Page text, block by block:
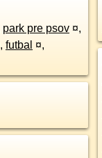
park pre psov ¤,
, futbal ¤,